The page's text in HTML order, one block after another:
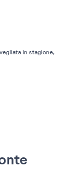
in stagione,